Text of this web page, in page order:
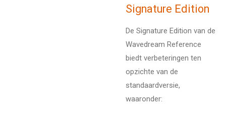
Signature Edition
De Signature Edition van de
Wavedream Reference
biedt verbeteringen ten
opzichte van de
standaardversie,
waaronder: